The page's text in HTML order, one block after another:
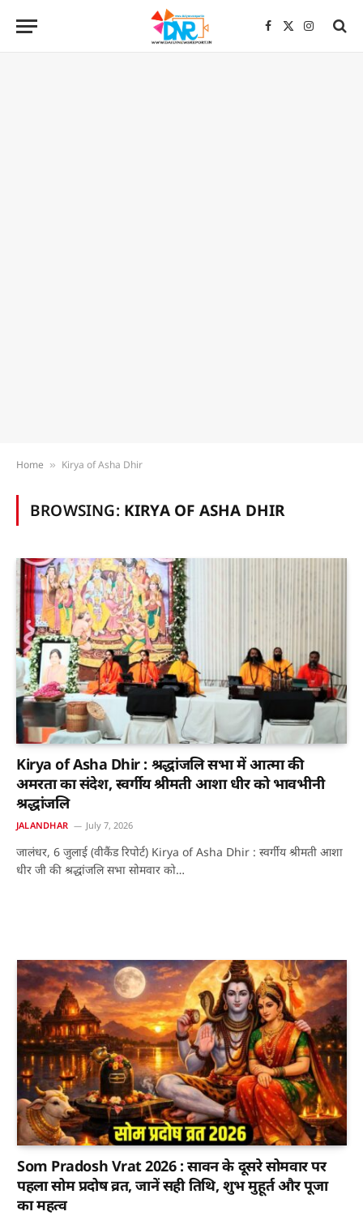
Facebook
X
Home » Kirya of Asha Dhir
BROWSING: KIRYA OF ASHA DHIR
Kirya of Asha Dhir : श्रद्धांजलि सभा में आत्मा की
अमरता का संदेश, स्वर्गीय श्रीमती आशा धीर को भावभीनी
श्रद्धांजलि
JALANDHAR July 7, 2026
जालंधर, 6 जुलाई (वीकैंड रिपोर्ट) Kirya of Asha Dhir : स्वर्गीय श्रीमती आशा
धीर जी की श्रद्धांजलि सभा सोमवार को…
Som Pradosh Vrat 2026 : सावन के दूसरे सोमवार पर
पहला सोम प्रदोष व्रत, जानें सही तिथि, शुभ मुहूर्त और पूजा
का महत्व